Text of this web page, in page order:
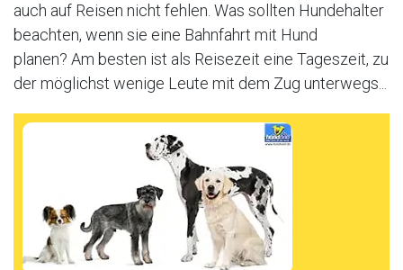
auch auf Reisen nicht fehlen. Was sollten Hundehalter
beachten, wenn sie eine Bahnfahrt mit Hund
planen? Am besten ist als Reisezeit eine Tageszeit, zu
der möglichst wenige Leute mit dem Zug unterwegs...